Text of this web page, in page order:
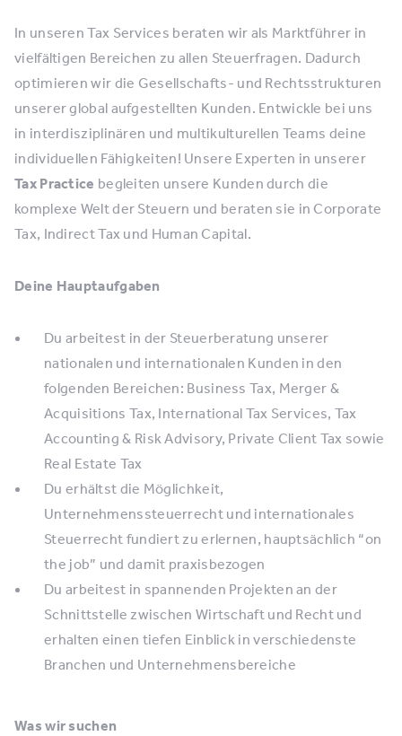
In unseren Tax Services beraten wir als Marktführer in
vielfältigen Bereichen zu allen Steuerfragen. Dadurch
optimieren wir die Gesellschafts- und Rechtsstrukturen
unserer global aufgestellten Kunden. Entwickle bei uns
in interdisziplinären und multikulturellen Teams deine
individuellen Fähigkeiten! Unsere Experten in unserer
Tax Practice begleiten unsere Kunden durch die
komplexe Welt der Steuern und beraten sie in Corporate
Tax, Indirect Tax und Human Capital.
Deine Hauptaufgaben
Du arbeitest in der Steuerberatung unserer
nationalen und internationalen Kunden in den
folgenden Bereichen: Business Tax, Merger &
Acquisitions Tax, International Tax Services, Tax
Accounting & Risk Advisory, Private Client Tax sowie
Real Estate Tax
Du erhältst die Möglichkeit,
Unternehmenssteuerrecht und internationales
Steuerrecht fundiert zu erlernen, hauptsächlich “on
the job” und damit praxisbezogen
Du arbeitest in spannenden Projekten an der
Schnittstelle zwischen Wirtschaft und Recht und
erhalten einen tiefen Einblick in verschiedenste
Branchen und Unternehmensbereiche
Was wir suchen